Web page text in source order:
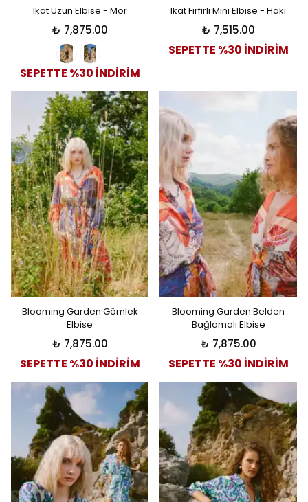
Ikat Uzun Elbise - Mor
₺ 7,875.00
SEPETTE %30 İNDİRİM
Ikat Fırfırlı Mini Elbise - Haki
₺ 7,515.00
SEPETTE %30 İNDİRİM
Blooming Garden Gömlek
Elbise
₺ 7,875.00
SEPETTE %30 İNDİRİM
Blooming Garden Belden
Bağlamalı Elbise
₺ 7,875.00
SEPETTE %30 İNDİRİM